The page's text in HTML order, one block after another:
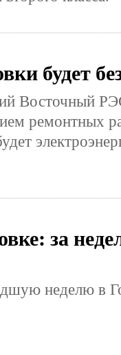
будет
Восточный
ремонтных
за
неделю в